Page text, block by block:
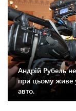
Андрій Рубель
при цьому живе
авто.